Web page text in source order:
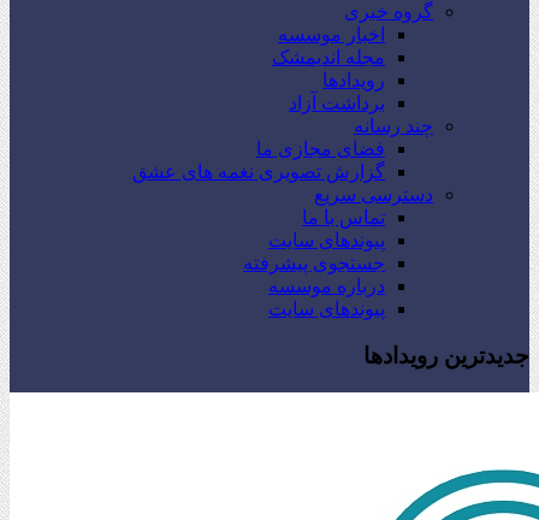
گروه خبری
اخبار موسسه
مجله اندیمشک
رویدادها
برداشت آزاد
چند رسانه
فضای مجازی ما
گزارش تصویری نغمه های عشق
دسترسی سریع
تماس با ما
پیوندهای سایت
جستجوی پیشرفته
درباره موسسه
پیوندهای سایت
جدیدترین رویدادها